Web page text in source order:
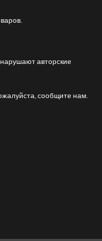
авторские
сообщите нам.